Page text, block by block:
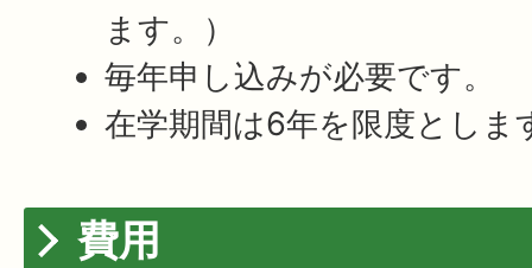
ます。）
毎年申し込みが必要です。
在学期間は6年を限度としま
費用